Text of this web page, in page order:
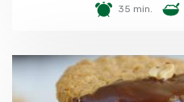
35 min.